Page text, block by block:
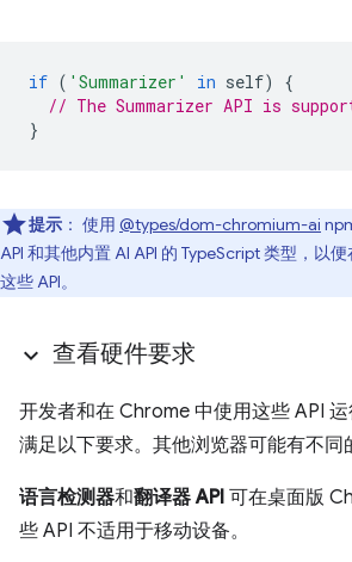
if ( 'Summarizer' in self)
{
// The Summarizer API is
}
提示 ： 使用 @types/dom-chromium-ai
API 和其他内置 AI API 的 TypeScript 类型，以
这些 API。
查看硬件要求
开发者和在 Chrome 中使用这些 API
满足以下要求。其他浏览器可能有不同
语言检测器和翻译器 API 可在桌面版
些 API 不适用于移动设备。